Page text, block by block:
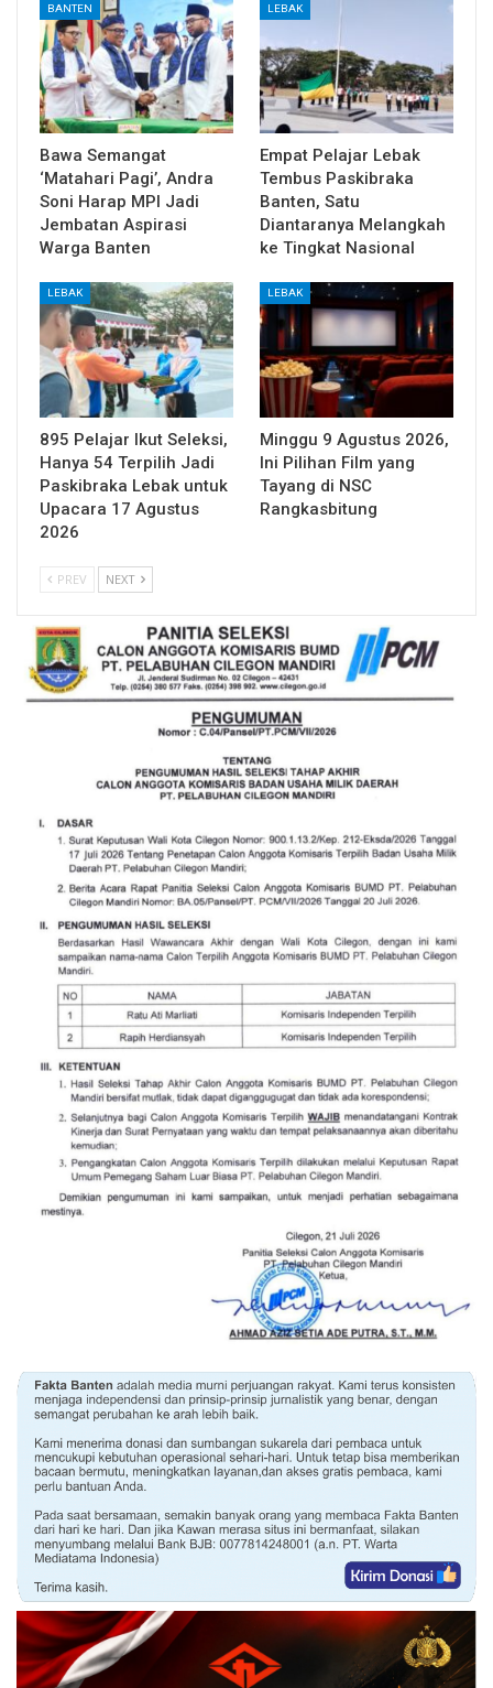
BANTEN
Bawa Semangat
‘Matahari Pagi’, Andra
Soni Harap MPI Jadi
Jembatan Aspirasi
Warga Banten
LEBAK
Empat Pelajar Lebak
Tembus Paskibraka
Banten, Satu
Diantaranya Melangkah
ke Tingkat Nasional
LEBAK
895 Pelajar Ikut Seleksi,
Hanya 54 Terpilih Jadi
Paskibraka Lebak untuk
Upacara 17 Agustus
2026
LEBAK
Minggu 9 Agustus 2026,
Ini Pilihan Film yang
Tayang di NSC
Rangkasbitung
PREV NEXT